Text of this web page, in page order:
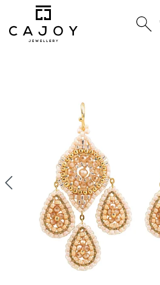
springen